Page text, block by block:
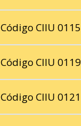
Código CIIU 0115
Código CIIU 0119
Código CIIU 0121